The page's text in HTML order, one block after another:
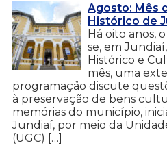
Agosto: Mês
Histórico de
Há oito anos,
se, em
Histórico e
mês, uma
programação discute
à preservação de bens
memórias do município,
Jundiaí, por meio da
(UGC) […]